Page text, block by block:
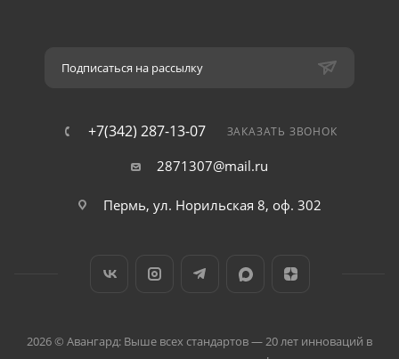
Подписаться на рассылку
+7(342) 287-13-07 ЗАКАЗАТЬ ЗВОНОК
2871307@mail.ru
Пермь, ул. Норильская 8, оф. 302
2026 © Авангард: Выше всех стандартов — 20 лет инноваций в